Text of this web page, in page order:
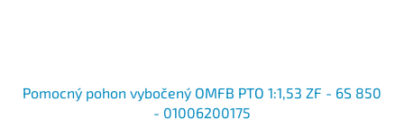
Pomocný pohon vybočený OMFB PTO 1:1,53 ZF - 6S 850
- 01006200175